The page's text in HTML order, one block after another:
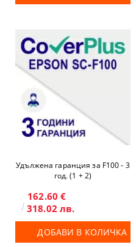
Удължена гаранция за F100 - 3
год. (1 + 2)
162.60 €
318.02 лв.
ДОБАВИ В КОЛИЧКА